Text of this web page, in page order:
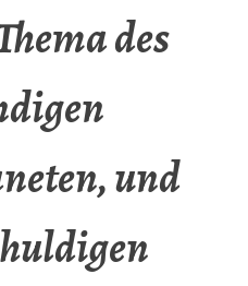
des
und